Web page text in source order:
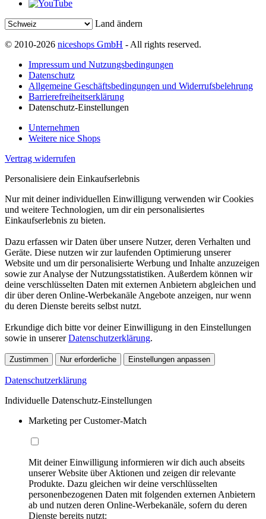
Land ändern
© 2010-2026 niceshops GmbH - All rights reserved.
Impressum und Nutzungsbedingungen
Datenschutz
Allgemeine Geschäftsbedingungen und Widerrufsbelehrung
Barrierefreiheitserklärung
Datenschutz-Einstellungen
Unternehmen
Weitere nice Shops
Vertrag widerrufen
Personalisiere dein Einkaufserlebnis
Nur mit deiner individuellen Einwilligung verwenden wir Cookies
und weitere Technologien, um dir ein personalisiertes
Einkaufserlebnis zu bieten.
Dazu erfassen wir Daten über unsere Nutzer, deren Verhalten und
Geräte. Diese nutzen wir zur laufenden Optimierung unserer
Website und um dir personalisierte Werbung und Inhalte anzuzeigen
sowie zur Analyse der Nutzungsstatistiken. Außerdem können wir
deine verschlüsselten Daten mit externen Anbietern abgleichen und
dir über deren Online-Werbekanäle Angebote anzeigen, nur wenn
du deren Dienste bereits selbst nutzt.
Erkundige dich bitte vor deiner Einwilligung in den Einstellungen
sowie in unsererDatenschutzerklärung.
Zustimmen Nur erforderliche Einstellungen anpassen
Datenschutzerklärung
Individuelle Datenschutz-Einstellungen
Marketing per Customer-Match
Mit deiner Einwilligung informieren wir dich auch abseits
unserer Website über Aktionen und zeigen dir relevante
Produkte. Dazu gleichen wir deine verschlüsselten
personenbezogenen Daten mit folgenden externen Anbietern
ab und nutzen deren Online-Werbekanäle, sofern du deren
Dienste bereits nutzt: